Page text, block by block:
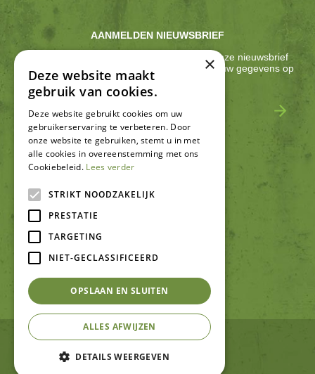
AANMELDEN NIEUWSBRIEF
Ontvang ongeveer één keer per 2 weken onze nieuwsbrief
met acties, nieuws & activiteiten! We slaan jouw gegevens op
conform onze
© Tuincentrum De Schouw
Tuincentrum Overzicht
×
Deze website maakt
gebruik van cookies.
Deze website gebruikt cookies om uw
gebruikerservaring te verbeteren. Door
onze website te gebruiken, stemt u in met
alle cookies in overeenstemming met ons
Cookiebeleid. Lees verder
STRIKT NOODZAKELIJK
PRESTATIE
TARGETING
NIET-GECLASSIFICEERD
OPSLAAN EN SLUITEN
ALLES AFWIJZEN
DETAILS WEERGEVEN